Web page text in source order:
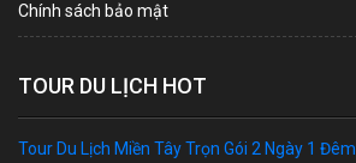
Chính sách bảo mật
TOUR DU LỊCH HOT
Tour Du Lịch Miền Tây Trọn Gói 2 Ngày 1 Đêm